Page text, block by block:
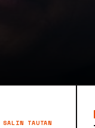
SALIN TAUTAN